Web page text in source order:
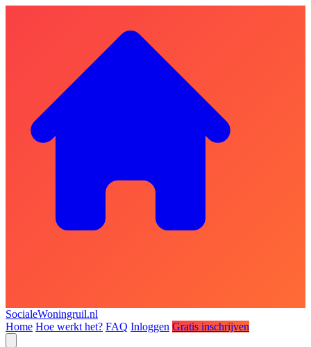
SocialeWoningruil.nl
Home Hoe werkt het? FAQ Inloggen Gratis inschrijven